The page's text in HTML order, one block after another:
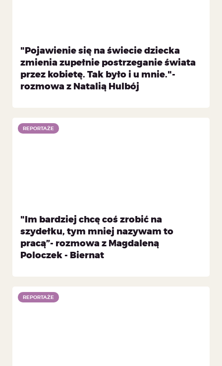
"Pojawienie się na świecie dziecka
zmienia zupełnie postrzeganie świata
przez kobietę. Tak było i u mnie."-
rozmowa z Natalią Hulbój
"Im bardziej chcę coś zrobić na
szydełku, tym mniej nazywam to
pracą”- rozmowa z Magdaleną
Poloczek - Biernat
REPORTAŻE
REPORTAŻE